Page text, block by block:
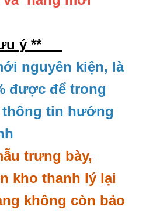
ý **
nguyên kiện, là
được để trong
tin hướng
trưng bày,
kho thanh lý lại
không còn bảo